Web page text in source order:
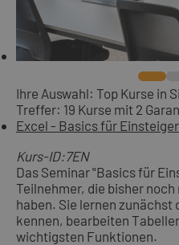
Ihre Auswahl: Top Kurse in
Treffer: 19 Kurse mit 2
Excel - Basics für
Kurs-ID:7EN
Das Seminar "Basics für
Teilnehmer, die bisher
haben. Sie lernen
kennen, bearbeiten
wichtigsten Funktionen.